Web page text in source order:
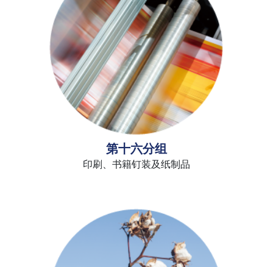
第十六分组
印刷、书籍钉装及纸制品